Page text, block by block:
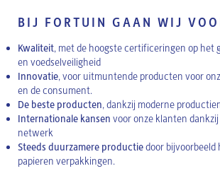
BIJ FORTUIN GAAN WIJ
Kwaliteit, met de hoogste certificeringen op het
en voedselveiligheid
Innovatie, voor uitmuntende producten voor
en de consument.
De beste producten, dankzij moderne
Internationale kansen voor onze klanten
netwerk
Steeds duurzamere productiedoor bijvoorbeeld
papieren verpakkingen.